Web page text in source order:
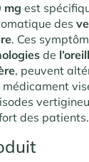
mg est
des
. Ces
de
, peuvent
des patients.